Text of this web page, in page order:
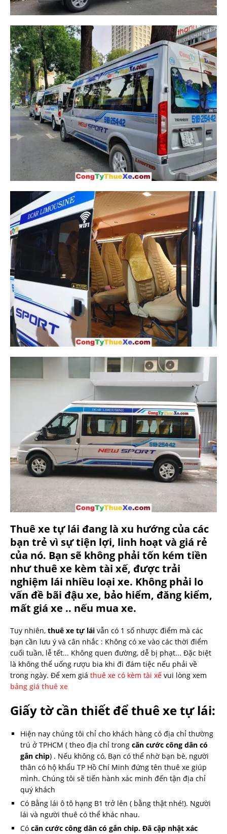
Thuê xe tự lái đang là xu hướng của các
bạn trẻ vì sự tiện lợi, linh hoạt và giá rẻ
của nó. Bạn sẽ không phải tốn kém tiền
như thuê xe kèm tài xế, được trải
nghiệm lái nhiều loại xe. Không phải lo
vấn đề bãi đậu xe, bảo hiểm, đăng kiểm,
mất giá xe .. nếu mua xe.
Tuy nhiên, thuê xe tự lái vẫn có 1 số nhược điểm mà các
bạn cần lưu ý và cân nhắc : Không có xe vào các thời điểm
cuối tuần, lễ tết... Không quen đường, dễ bị phạt... Đặc biệt
là không thể uống rượu bia khi đi đám tiệc nếu phải về
trong ngày. Để xem giá thuê xe có kèm tài xế vui lòng xem
bảng giá thuê xe
Giấy tờ cần thiết để thuê xe tự lái:
Hiện nay chúng tôi chỉ cho khách hàng có địa chỉ thường
trú ở TPHCM ( theo địa chỉ trong căn cước công dân có
gắn chip) . Nếu không có, Bạn có thể nhờ bạn bè, người
thân có hộ khẩu TP Hồ Chí Minh đứng tên thuê xe giúp
mình. Chúng tôi sẽ tiến hành xác minh đến tận địa chỉ
quý khách
Có Bằng lái ô tô hạng B1 trở lên ( bằng thật nhé!). Người
lái và người thuê có thể khác nhau.
Có căn cước công dân có gắn chip. Đã cập nhật xác